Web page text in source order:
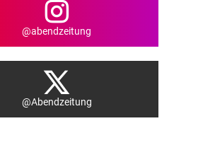
@abendzeitung
@Abendzeitung